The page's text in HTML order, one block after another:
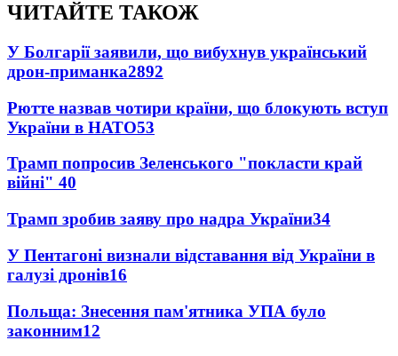
ЧИТАЙТЕ ТАКОЖ
У Болгарії заявили, що вибухнув український
дрон-приманка2892
Рютте назвав чотири країни, що блокують вступ
України в НАТО53
Трамп попросив Зеленського "покласти край
війні" 40
Трамп зробив заяву про надра України34
У Пентагоні визнали відставання від України в
галузі дронів16
Польща: Знесення пам'ятника УПА було
законним12